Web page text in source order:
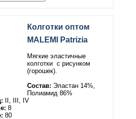
Колготки оптом
MALEMI Patrizia
Мягкие эластичные
колготки с рисунком
(горошек).
Состав: Эластан 14%,
Полиамид 86%
II, III, IV
8
80